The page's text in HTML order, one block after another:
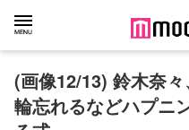
(画像12/13) 鈴木奈
輪忘れるなどハプ